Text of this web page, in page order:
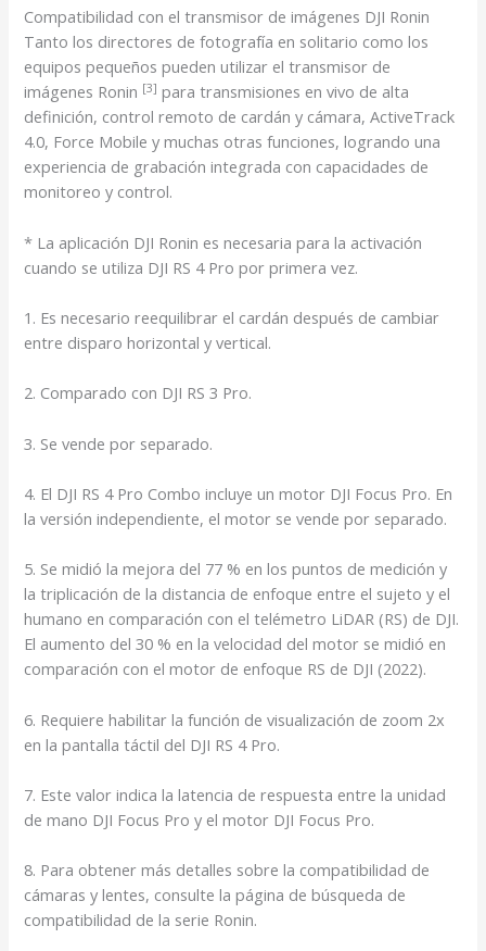
Compatibilidad con el transmisor de imágenes DJI Ronin
Tanto los directores de fotografía en solitario como los
equipos pequeños pueden utilizar eltransmisor de
imágenes Ronin [3] para transmisiones en vivo de alta
definición, control remoto de cardán y cámara, ActiveTrack
4.0, Force Mobile y muchas otras funciones, logrando una
experiencia de grabación integrada con capacidades de
monitoreo y control.
* La aplicación DJI Ronin es necesaria para la activación
cuando se utiliza DJI RS 4 Pro por primera vez.
1. Es necesario reequilibrar el cardán después de cambiar
entre disparo horizontal y vertical.
2. Comparado con DJI RS 3 Pro.
3. Se vende por separado.
4. El DJI RS 4 Pro Combo incluye un motor DJI Focus Pro. En
la versión independiente, el motor se vende por separado.
5. Se midió la mejora del 77 % en los puntos de medición y
la triplicación de la distancia de enfoque entre el sujeto y el
humano en comparación con el telémetro LiDAR (RS) de DJI.
El aumento del 30 % en la velocidad del motor se midió en
comparación con el motor de enfoque RS de DJI (2022).
6. Requiere habilitar la función de visualización de zoom 2x
en la pantalla táctil del DJI RS 4 Pro.
7. Este valor indica la latencia de respuesta entre la unidad
de mano DJI Focus Pro y el motor DJI Focus Pro.
8. Para obtener más detalles sobre la compatibilidad de
cámaras y lentes, consulte la página de búsqueda de
compatibilidad de la serie Ronin.